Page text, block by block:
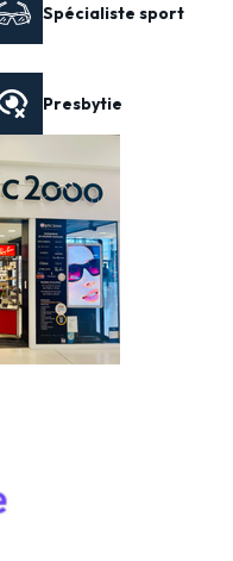
Spécialiste sport
Presbytie